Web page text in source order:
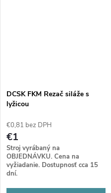
DCSK FKM Rezač siláže s
lyžicou
€0,81 bez DPH
€1
Stroj vyrábaný na
OBJEDNÁVKU. Cena na
vyžiadanie. Dostupnosť cca 15
dní.